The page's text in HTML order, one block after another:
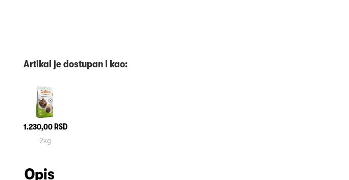
Artikal je dostupan i kao:
1.230,00 RSD
2kg
Opis